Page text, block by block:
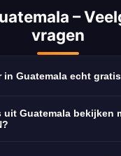
–
vragen
in Guatemala echt
creditcard of
uit Guatemala bekijken